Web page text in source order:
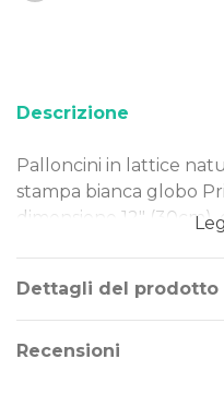
Descrizione
Palloncini in lattice
stampa bianca globo
dimensione 12"
Dimensione: 12" (30cm)
Colore palloncini:
Dettagli del prodotto
Recensioni